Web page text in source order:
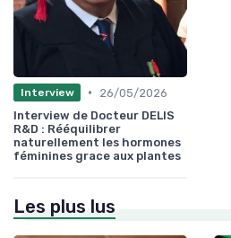
Interview •
26/05/2026
Interview de Docteur DELIS
R&D : Rééquilibrer
naturellement les hormones
féminines grace aux plantes
Les plus lus